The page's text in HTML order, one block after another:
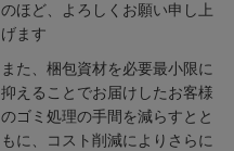
のほど、よろしくお願い申し上
げます
また、梱包資材を必要最小限に
抑えることでお届けしたお客様
のゴミ処理の手間を減らすとと
もに、コスト削減によりさらに